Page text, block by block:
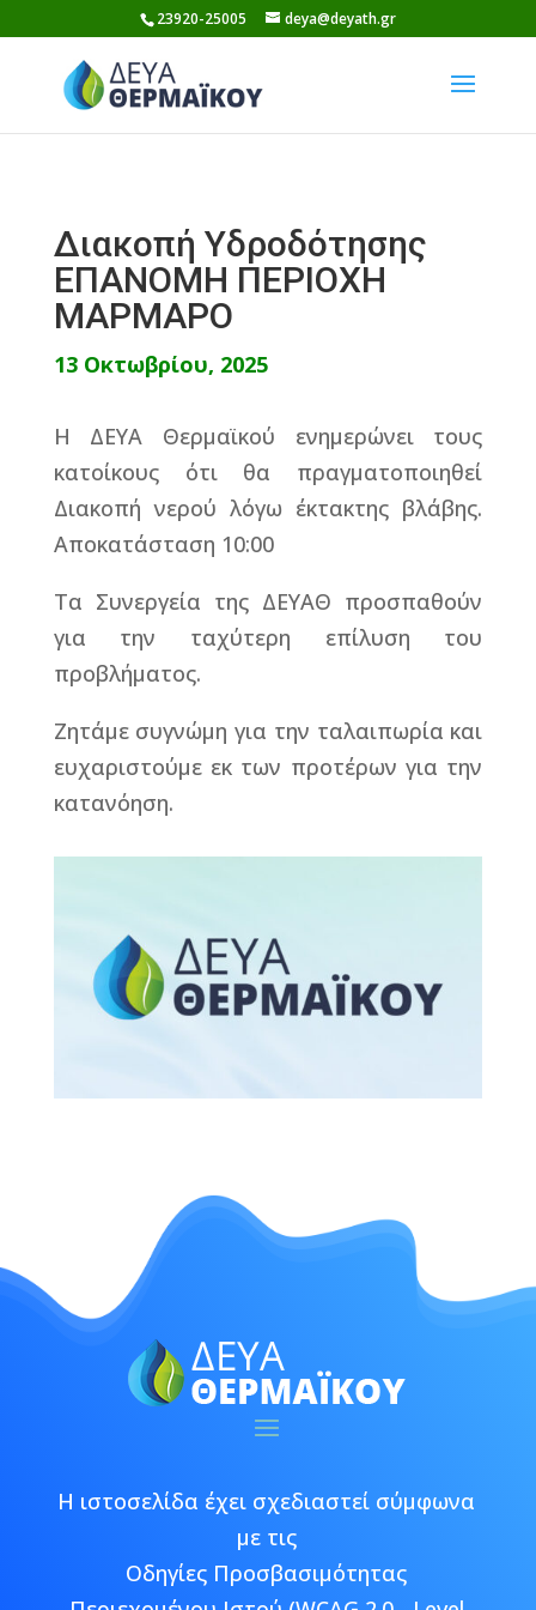
to
content
23920-25005 deya@deyath.gr
Διακοπή Υδροδότησης
ΕΠΑΝΟΜΗ ΠΕΡΙΟΧΗ
ΜΑΡΜΑΡΟ
13 Οκτωβρίου, 2025
Η ΔΕΥΑ Θερμαϊκού ενημερώνει τους
κατοίκους ότι θα πραγματοποιηθεί
Διακοπή νερού λόγω έκτακτης βλάβης.
Αποκατάσταση 10:00
Τα Συνεργεία της ΔΕΥΑΘ προσπαθούν
για την ταχύτερη επίλυση του
προβλήματος.
Ζητάμε συγνώμη για την ταλαιπωρία και
ευχαριστούμε εκ των προτέρων για την
κατανόηση.
Η ιστοσελίδα έχει σχεδιαστεί σύμφωνα
με τις
Οδηγίες Προσβασιμότητας